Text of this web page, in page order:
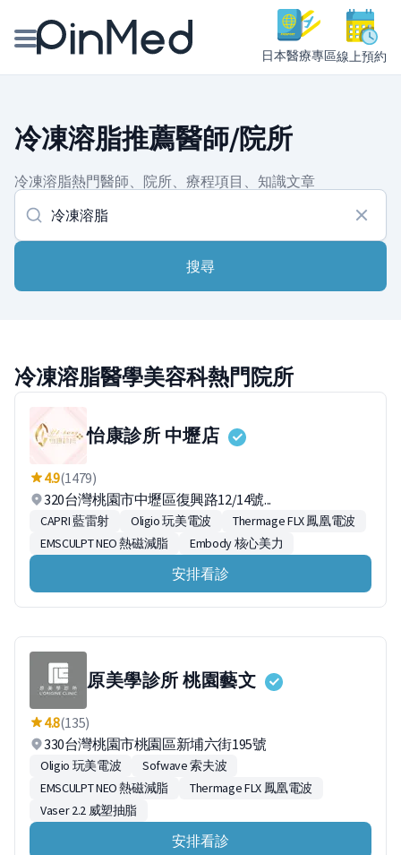
日本醫療專區線上預約
醫師專欄專訪
健康主題館
我是醫療人員
冷凍溶脂推薦醫師/院所
冷凍溶脂熱門醫師、院所、療程項目、知識文章
搜尋
冷凍溶脂醫學美容科熱門院所
怡康診所 中壢店
4.9(1479)
320台灣桃園市中壢區復興路12/14號...
CAPRI 藍雷射 Oligio 玩美電波
Thermage FLX 鳳凰電波
EMSCULPT NEO 熱磁減脂
Embody 核心美力
安排看診
原美學診所 桃園藝文
4.8(135)
330台灣桃園市桃園區新埔六街195號
Oligio 玩美電波
Sofwave 索夫波
EMSCULPT NEO 熱磁減脂
Thermage FLX 鳳凰電波
Vaser 2.2 威塑抽脂
安排看診